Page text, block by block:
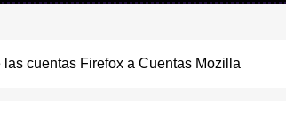
cuentas Firefox a Cuentas Mozilla